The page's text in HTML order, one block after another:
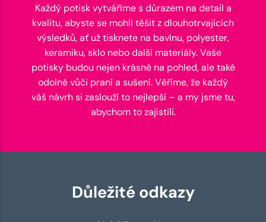
Každý potisk vytváříme s důrazem na detail a
kvalitu, abyste se mohli těšit z dlouhotrvajících
výsledků, ať už tisknete na bavlnu, polyester,
keramiku, sklo nebo další materiály. Vaše
potisky budou nejen krásné na pohled, ale také
odolné vůči praní a sušení. Věříme, že každý
váš návrh si zaslouží to nejlepší – a my jsme tu,
abychom to zajistili.
Důležité odkazy